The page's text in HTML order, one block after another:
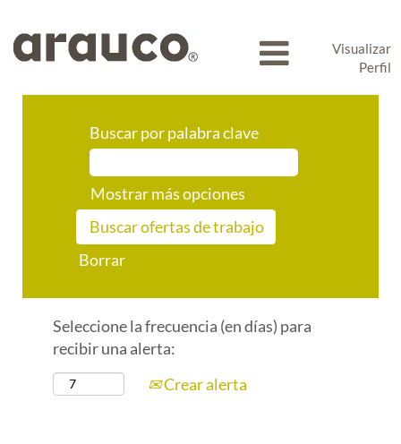
Visualizar
Perfil
Buscar por palabra clave
Mostrar más opciones
Borrar
Seleccione la frecuencia (en días) para
recibir una alerta:
Crear alerta